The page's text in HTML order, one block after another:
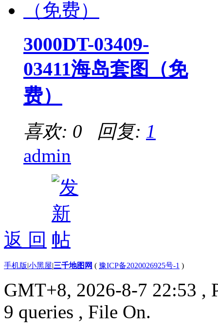
3000DT-03409-
03411海岛套图（免
费）
喜欢: 0 回复: 1
admin
返 回
手机版|小黑屋|三千地图网 ( 豫ICP备2020026925号-1 )
GMT+8, 2026-8-7 22:53 ,
9 queries , File On.